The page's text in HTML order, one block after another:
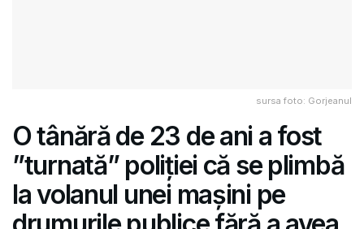
sursa foto: Gorjeanul
O tânără de 23 de ani a fost
”turnată” poliției că se plimbă
la volanul unei mașini pe